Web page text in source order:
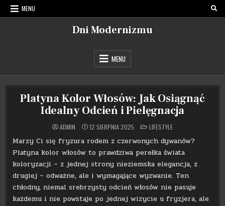
Skip
to
MENU
Dni Modernizmu
MENU
Platyna Kolor Włosów: Jak Osiągnąć
Idealny Odcień i Pielęgnacja
ADMIN 12 SIERPNIA 2025 POSTED
IN
LIFESTYLE
Marzy Ci się fryzura rodem z czerwonych dywanów?
Platyna kolor włosów to prawdziwa perełka świata
koloryzacji – z jednej strony nieziemska elegancja, z
drugiej – odważne, ale i wymagające wyzwanie. Ten
chłodny, niemal srebrzysty odcień włosów nie pasuje
każdemu i nie powstaje po jednej wizycie u fryzjera, ale